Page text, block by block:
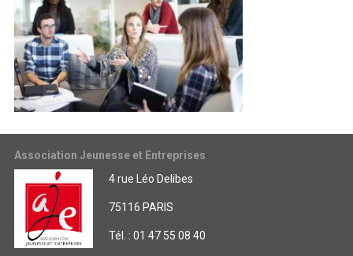
Association Jeunesse et Entreprises
4 rue Léo Delibes
75116 PARIS
Tél. : 01 47 55 08 40